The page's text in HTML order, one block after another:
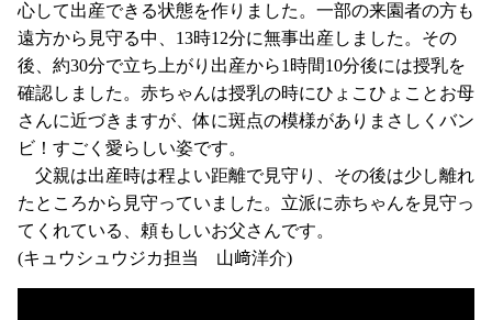
心して出産できる状態を作りました。一部の来園者の方も
遠方から見守る中、13時12分に無事出産しました。その
後、約30分で立ち上がり出産から1時間10分後には授乳を
確認しました。赤ちゃんは授乳の時にひょこひょことお母
さんに近づきますが、体に斑点の模様がありまさしくバン
ビ！すごく愛らしい姿です。
父親は出産時は程よい距離で見守り、その後は少し離れ
たところから見守っていました。立派に赤ちゃんを見守っ
てくれている、頼もしいお父さんです。
(キュウシュウジカ担当 山﨑洋介)